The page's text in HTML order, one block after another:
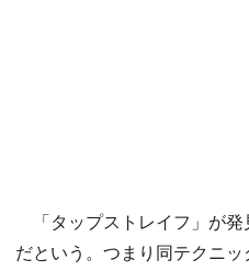
「タップストレイフ」が
だという。つまり同テクニ